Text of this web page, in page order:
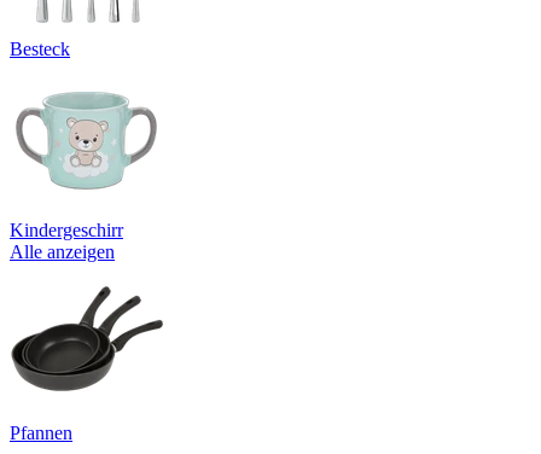
Besteck
Kindergeschirr
Alle anzeigen
Pfannen